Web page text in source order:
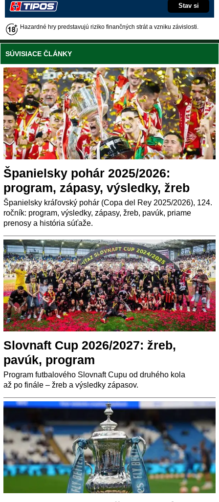
Stav si
Hazardné hry predstavujú riziko finančných strát a vzniku závislosti.
SÚVISIACE ČLÁNKY
Španielsky pohár 2025/2026:
program, zápasy, výsledky, žreb
Španielsky kráľovský pohár (Copa del Rey 2025/2026), 124.
ročník: program, výsledky, zápasy, žreb, pavúk, priame
prenosy a história súťaže.
Slovnaft Cup 2026/2027: žreb,
pavúk, program
Program futbalového Slovnaft Cupu od druhého kola
až po finále – žreb a výsledky zápasov.